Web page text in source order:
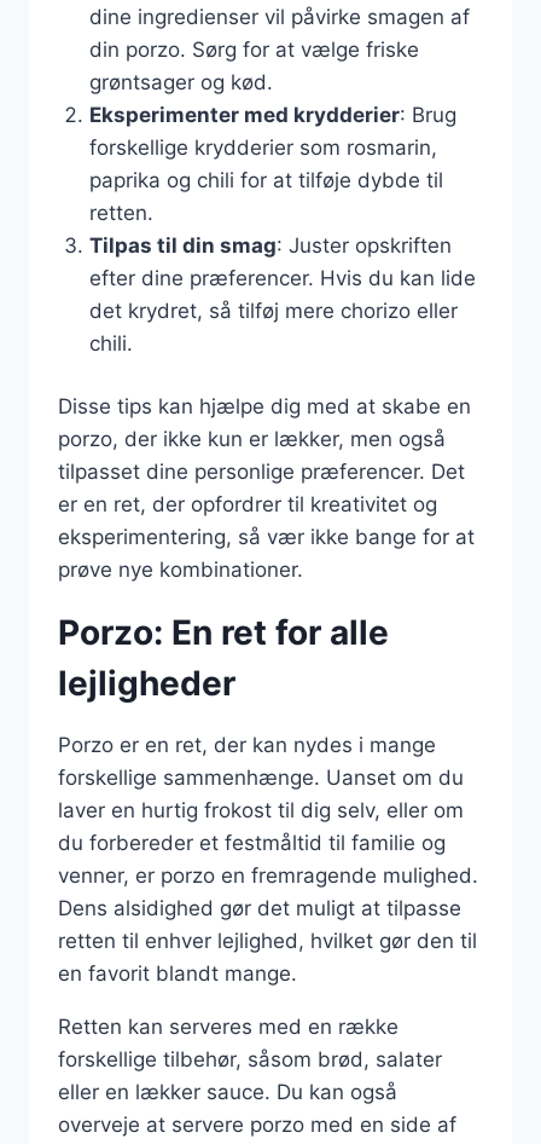
dine ingredienser vil påvirke smagen af
din porzo. Sørg for at vælge friske
grøntsager og kød.
Eksperimenter med krydderier: Brug
forskellige krydderier som rosmarin,
paprika og chili for at tilføje dybde til
retten.
Tilpas til din smag: Juster opskriften
efter dine præferencer. Hvis du kan lide
det krydret, så tilføj mere chorizo eller
chili.
Disse tips kan hjælpe dig med at skabe en
porzo, der ikke kun er lækker, men også
tilpasset dine personlige præferencer. Det
er en ret, der opfordrer til kreativitet og
eksperimentering, så vær ikke bange for at
prøve nye kombinationer.
Porzo: En ret for alle
lejligheder
Porzo er en ret, der kan nydes i mange
forskellige sammenhænge. Uanset om du
laver en hurtig frokost til dig selv, eller om
du forbereder et festmåltid til familie og
venner, er porzo en fremragende mulighed.
Dens alsidighed gør det muligt at tilpasse
retten til enhver lejlighed, hvilket gør den til
en favorit blandt mange.
Retten kan serveres med en række
forskellige tilbehør, såsom brød, salater
eller en lækker sauce. Du kan også
overveje at servere porzo med en side af